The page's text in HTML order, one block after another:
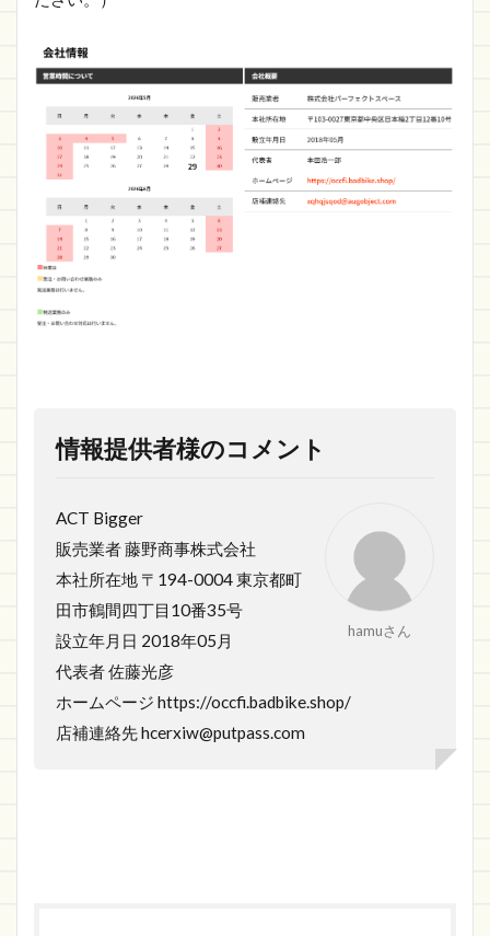
情報提供者様のコメント
hamuさん
ACT Bigger
販売業者 藤野商事株式会社
本社所在地 〒194-0004 東京都町
田市鶴間四丁目10番35号
設立年月日 2018年05月
代表者 佐藤光彦
ホームページ https://occfi.badbike.shop/
店補連絡先 hcerxiw@putpass.com